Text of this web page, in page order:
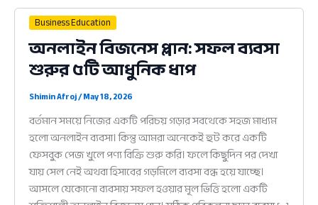
Business Education
অনলাইন বিজনেস প্লান: সফল ব্যবসা
শুরুর ৫টি আধুনিক ধাপ
Shimin Afroj/May 18, 2026
বর্তমান সময়ে নিজের একটি পরিচয় গড়ার সবথেকে সহজ মাধ্যম
হলো অনলাইন ব্যবসা। কিন্তু আমরা অনেকেই হুট করে একটি
ফেসবুক পেজ খুলে পণ্য বিক্রি শুরু করি। ফলে কিছুদিন পর দেখা
যায় সেল নেই অথবা হিসাবের গড়মিলে ব্যবসা বন্ধ হয়ে যাচ্ছে।
আসলে যেকোনো ব্যবসায় সফল হওয়ার মূল ভিত্তি হলো একটি